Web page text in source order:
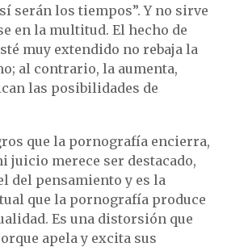
serán los tiempos”. Y no sirve
en la multitud. El hecho de
muy extendido no rebaja la
al contrario, la aumenta,
las posibilidades de
que la pornografía encierra,
juicio merece ser destacado,
del pensamiento y es la
que la pornografía produce
Es una distorsión que
apela y excita sus